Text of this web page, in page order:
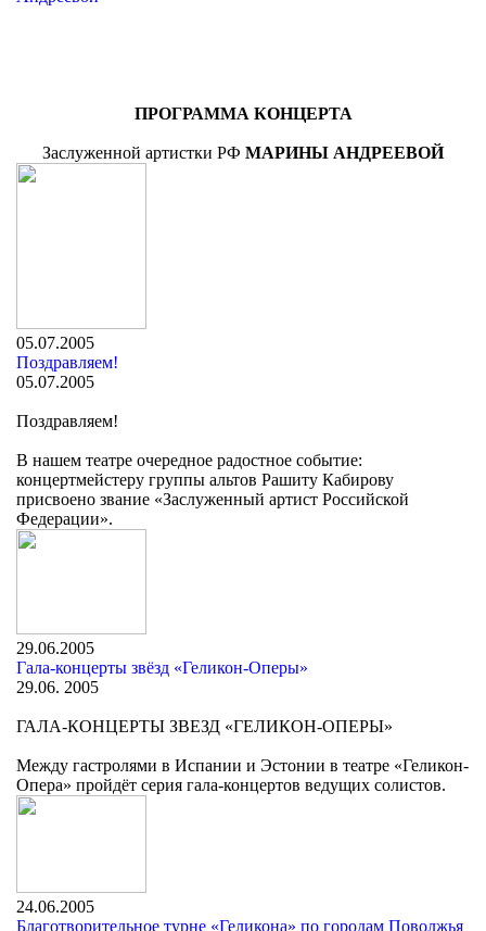
ПРОГРАММА КОНЦЕРТА
Заслуженной артистки РФ МАРИНЫ АНДРЕЕВОЙ
05.07.2005
Поздравляем!
05.07.2005
Поздравляем!
В нашем театре очередное радостное событие:
концертмейстеру группы альтов Рашиту Кабирову
присвоено звание «Заслуженный артист Российской
Федерации».
29.06.2005
Гала-концерты звёзд «Геликон-Оперы»
29.06. 2005
ГАЛА-КОНЦЕРТЫ ЗВЕЗД «ГЕЛИКОН-ОПЕРЫ»
Между гастролями в Испании и Эстонии в театре «Геликон-
Опера» пройдёт серия гала-концертов ведущих солистов.
24.06.2005
Благотворительное турне «Геликона» по городам Поволжья